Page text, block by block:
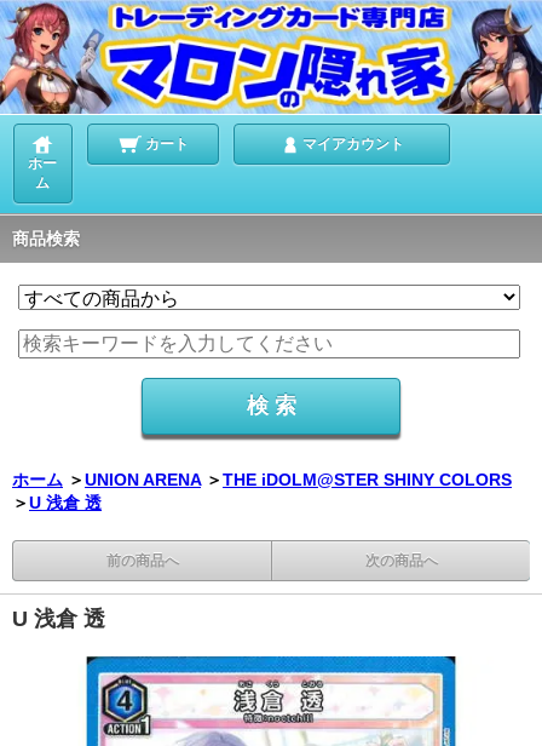
ホー
ム
カート マイアカウント
商品検索
ホーム ＞UNION ARENA ＞THE iDOLM@STER SHINY COLORS
＞U 浅倉 透
前の商品へ 次の商品へ
U 浅倉 透